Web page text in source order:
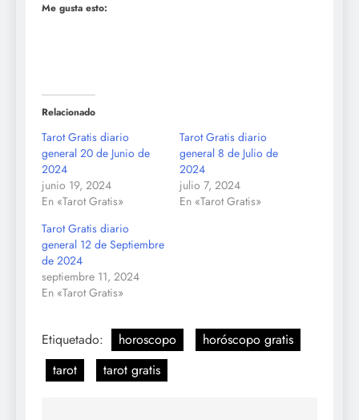
Me gusta esto:
Relacionado
Tarot Gratis diario
general 20 de Junio de
2024
junio 19, 2024
En «Tarot Gratis»
Tarot Gratis diario
general 8 de Julio de
2024
julio 7, 2024
En «Tarot Gratis»
Tarot Gratis diario
general 12 de Septiembre
de 2024
septiembre 11, 2024
En «Tarot Gratis»
Etiquetado: horoscopo
horóscopo gratis
tarot
tarot gratis